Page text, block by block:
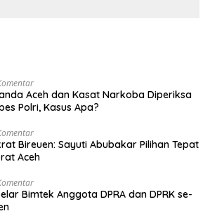
Aceh dan Kasat Narkoba Diperiksa
Polri, Kasus Apa?
Bireuen: Sayuti Abubakar Pilihan Tepat
Aceh
Bimtek Anggota DPRA dan DPRK se-